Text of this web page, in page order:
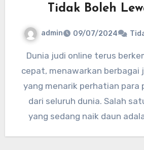
Tidak Boleh
admin 09/07/2024
Dunia judi online terus berkembang dengan
cepat, menawarkan berbagai
yang menarik perhatian para
dari seluruh dunia. Salah
yang sedang naik daun